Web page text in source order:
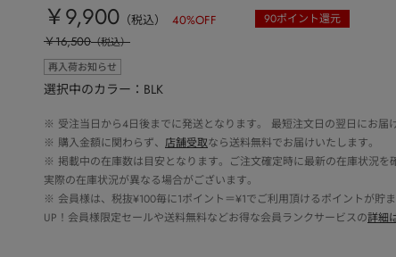
￥9,900 （税込） 40%OFF 90ポイント還元
￥16,500（税込）
再入荷お知らせ
選択中のカラー：BLK
※ 受注当日から4日後までに発送となります。 最短注文日の翌日にお届
※ 購入金額に関わらず、 店舗受取なら送料無料でお届けいたします。
※ 掲載中の在庫数は目安となります。ご注文確定時に最新の在庫状況を
実際の在庫状況が異なる場合がございます。
※ 会員様は、税抜¥100毎に1ポイント＝¥1でご利用頂けるポイントが貯
UP！会員様限定セールや送料無料などお得な会員ランクサービスの詳細